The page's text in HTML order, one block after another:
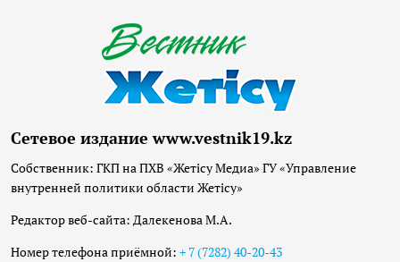
Сетевое издание www.vestnik19.kz
Собственник: ГКП на ПХВ «Жетісу Медиа» ГУ «Управление
внутренней политики области Жетісу»
Редактор веб-сайта: Далекенова М.А.
Номер телефона приёмной: + 7 (7282) 40-20-43